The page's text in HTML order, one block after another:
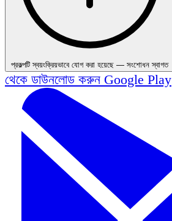
প্রকল্পটি স্বয়ংক্রিয়ভাবে যোগ করা হয়েছে — সংশোধন স্বাগত
থেকে ডাউনলোড করুন Google Play